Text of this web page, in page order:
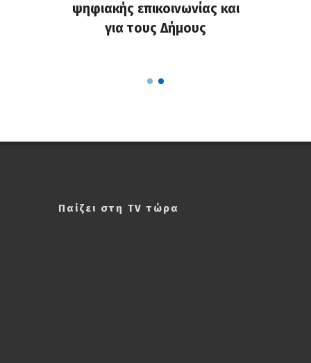
ψηφιακής επικοινωνίας και
για τους Δήμους
Παίζει στη TV τώρα